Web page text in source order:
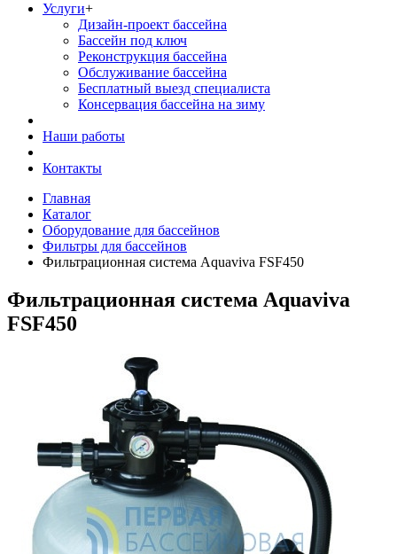
Услуги+
Дизайн-проект бассейна
Бассейн под ключ
Реконструкция бассейна
Обслуживание бассейна
Бесплатный выезд специалиста
Консервация бассейна на зиму
Наши работы
Контакты
Главная
Каталог
Оборудование для бассейнов
Фильтры для бассейнов
Фильтрационная система Aquaviva FSF450
Фильтрационная система Aquaviva
FSF450